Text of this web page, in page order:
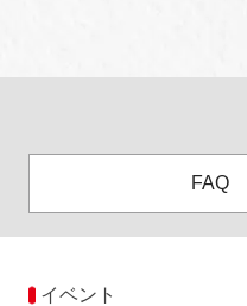
FAQ
イベント